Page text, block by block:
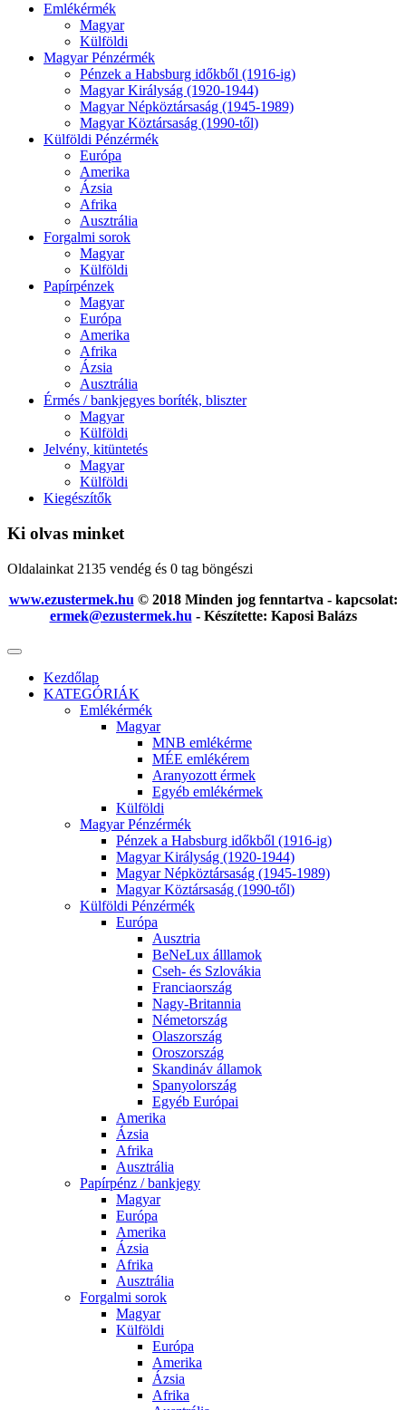
Emlékérmék
Magyar
Külföldi
Magyar Pénzérmék
Pénzek a Habsburg időkből (1916-ig)
Magyar Királyság (1920-1944)
Magyar Népköztársaság (1945-1989)
Magyar Köztársaság (1990-től)
Külföldi Pénzérmék
Európa
Amerika
Ázsia
Afrika
Ausztrália
Forgalmi sorok
Magyar
Külföldi
Papírpénzek
Magyar
Európa
Amerika
Afrika
Ázsia
Ausztrália
Érmés / bankjegyes boríték, bliszter
Magyar
Külföldi
Jelvény, kitüntetés
Magyar
Külföldi
Kiegészítők
Ki olvas minket
Oldalainkat 2135 vendég és 0 tag böngészi
www.ezustermek.hu © 2018 Minden jog fenntartva - kapcsolat:
ermek@ezustermek.hu - Készítette: Kaposi Balázs
Kezdőlap
KATEGÓRIÁK
Emlékérmék
Magyar
MNB emlékérme
MÉE emlékérem
Aranyozott érmek
Egyéb emlékérmek
Külföldi
Magyar Pénzérmék
Pénzek a Habsburg időkből (1916-ig)
Magyar Királyság (1920-1944)
Magyar Népköztársaság (1945-1989)
Magyar Köztársaság (1990-től)
Külföldi Pénzérmék
Európa
Ausztria
BeNeLux álllamok
Cseh- és Szlovákia
Franciaország
Nagy-Britannia
Németország
Olaszország
Oroszország
Skandináv államok
Spanyolország
Egyéb Európai
Amerika
Ázsia
Afrika
Ausztrália
Papírpénz / bankjegy
Magyar
Európa
Amerika
Ázsia
Afrika
Ausztrália
Forgalmi sorok
Magyar
Külföldi
Európa
Amerika
Ázsia
Afrika